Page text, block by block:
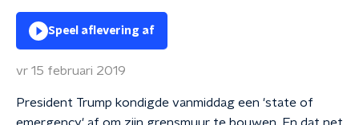
Speel aflevering af
vr 15 februari 2019
President Trump kondigde vanmiddag een 'state of